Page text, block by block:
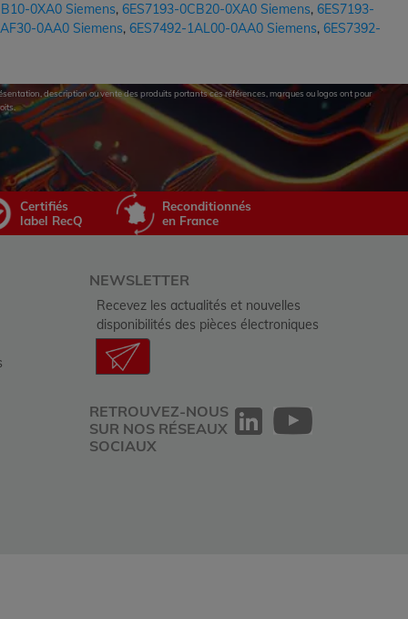
0XA0 Siemens, 6ES7193-0CB20-0XA0 Siemens, 6ES7193-
0AA0 Siemens, 6ES7492-1AL00-0AA0 Siemens, 6ES7392-
description ou vente des produits portants ces références, marques ou logos ont pour
Certifiés
label RecQ
Reconditionnés
en France
NEWSLETTER
Recevez les actualités et nouvelles
disponibilités des pièces électroniques
RETROUVEZ-NOUS
SUR NOS RÉSEAUX
SOCIAUX